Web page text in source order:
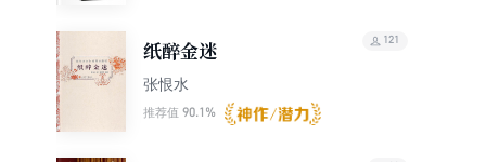
纸醉金迷
张恨水
推荐值 90.1%
121